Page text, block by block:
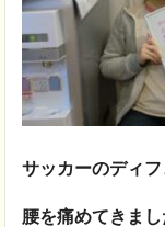
サッカーのディ
腰を痛めてきま